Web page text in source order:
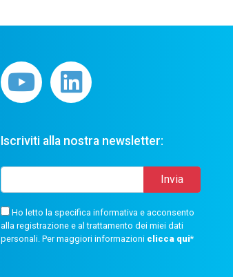
Iscriviti alla nostra newsletter:
Ho letto la specifica informativa e acconsento
alla registrazione e al trattamento dei miei dati
personali. Per maggiori informazioni clicca qui*